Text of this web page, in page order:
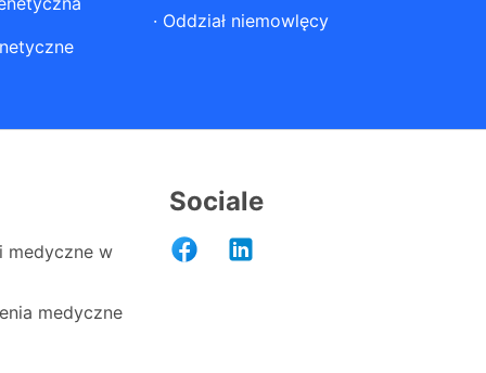
· Oddział niemowlęcy
medyczne w
medyczne
Sociale